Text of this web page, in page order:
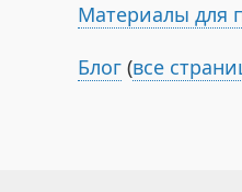
Материалы для
Блог (все